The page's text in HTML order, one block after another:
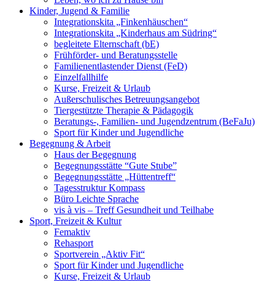
Kinder, Jugend & Familie
Integrationskita „Finkenhäuschen“
Integrationskita „Kinderhaus am Südring“
begleitete Elternschaft (bE)
Frühförder- und Beratungsstelle
Familienentlastender Dienst (FeD)
Einzelfallhilfe
Kurse, Freizeit & Urlaub
Außerschulisches Betreuungsangebot
Tiergestützte Therapie & Pädagogik
Beratungs-, Familien- und Jugendzentrum (BeFaJu)
Sport für Kinder und Jugendliche
Begegnung & Arbeit
Haus der Begegnung
Begegnungsstätte “Gute Stube”
Begegnungsstätte „Hüttentreff“
Tagesstruktur Kompass
Büro Leichte Sprache
vis à vis – Treff Gesundheit und Teilhabe
Sport, Freizeit & Kultur
Femaktiv
Rehasport
Sportverein „Aktiv Fit“
Sport für Kinder und Jugendliche
Kurse, Freizeit & Urlaub